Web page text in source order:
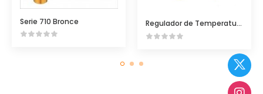
Serie 710 Bronce Regulador de Temperatura Watson Mod. W91